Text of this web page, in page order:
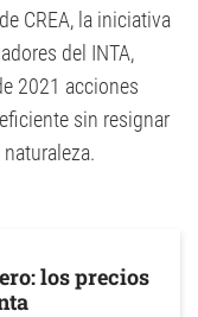
CREA, la iniciativa
del INTA,
2021 acciones
sin resignar
los precios